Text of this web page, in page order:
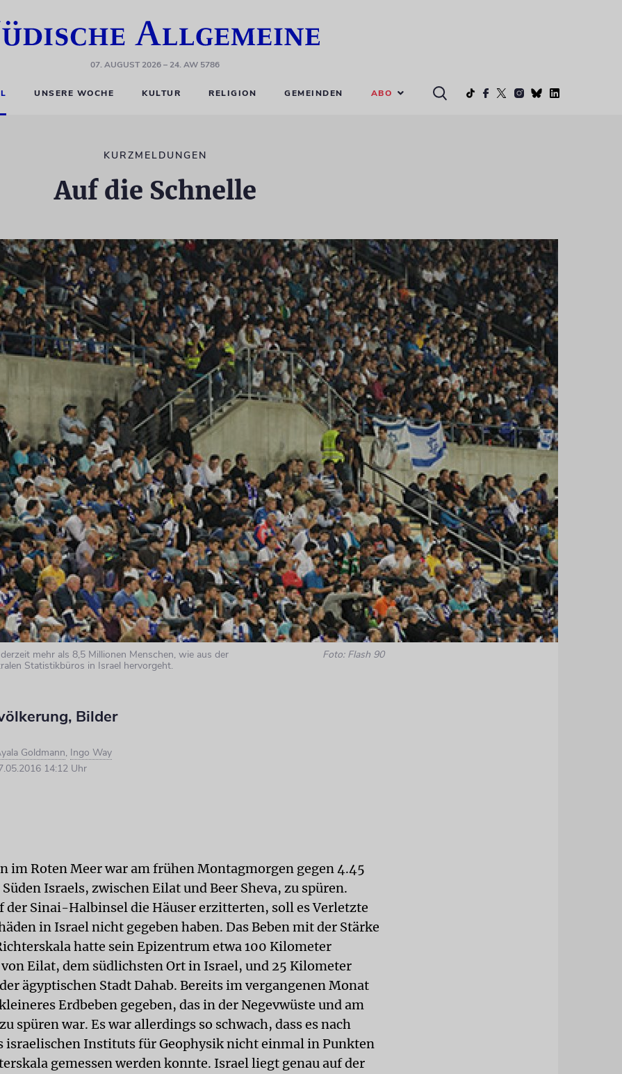
07. AUGUST 2026– 24. AW 5786
UNSERE WOCHE KULTUR RELIGION GEMEINDEN ABO
KURZMELDUNGEN
Auf die Schnelle
mehr als 8,5 Millionen Menschen, wie aus der
Statistikbüros in Israel hervorgeht.
Foto: Flash 90
Bilder
Goldmann, Ingo Way
14:12 Uhr
im Roten Meer war am frühen Montagmorgen gegen 4.45
Israels, zwischen Eilat und Beer Sheva, zu spüren.
der Sinai-Halbinsel die Häuser erzitterten, soll es Verletzte
in Israel nicht gegeben haben. Das Beben mit der Stärke
hatte sein Epizentrum etwa 100 Kilometer
Eilat, dem südlichsten Ort in Israel, und 25 Kilometer
ägyptischen Stadt Dahab. Bereits im vergangenen Monat
Erdbeben gegeben, das in der Negevwüste und am
spüren war. Es war allerdings so schwach, dass es nach
israelischen Instituts für Geophysik nicht einmal in Punkten
gemessen werden konnte. Israel liegt genau auf der